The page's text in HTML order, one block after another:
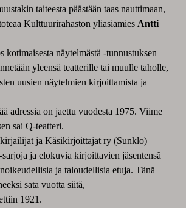
taiteesta päästään taas nauttimaan,
Kulttuurirahaston yliasiamies Antti
kotimaisesta näytelmästä -tunnustuksen
yleensä teatterille tai muulle taholle,
uusien näytelmien kirjoittamista ja
adressia on jaettu vuodesta 1975. Viime
sai Q-teatteri.
ja Käsikirjoittajat ry (Sunklo)
sarjoja ja elokuvia kirjoittavien jäsentensä
ja taloudellisia etuja. Tänä
sata vuotta siitä,
1921.